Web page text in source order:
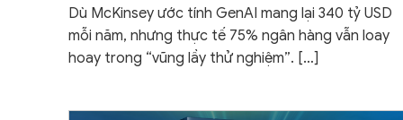
Dù McKinsey ước tính GenAI mang lại 340 tỷ USD
mỗi năm, nhưng thực tế 75% ngân hàng vẫn loay
hoay trong “vũng lầy thử nghiệm”. […]